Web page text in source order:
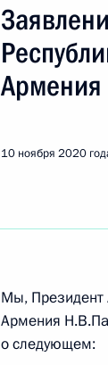
7 июля
6 июля 2021
Телефонный
Армения
10 ноября 2020
Мы, Президент
Армения
о следующем: